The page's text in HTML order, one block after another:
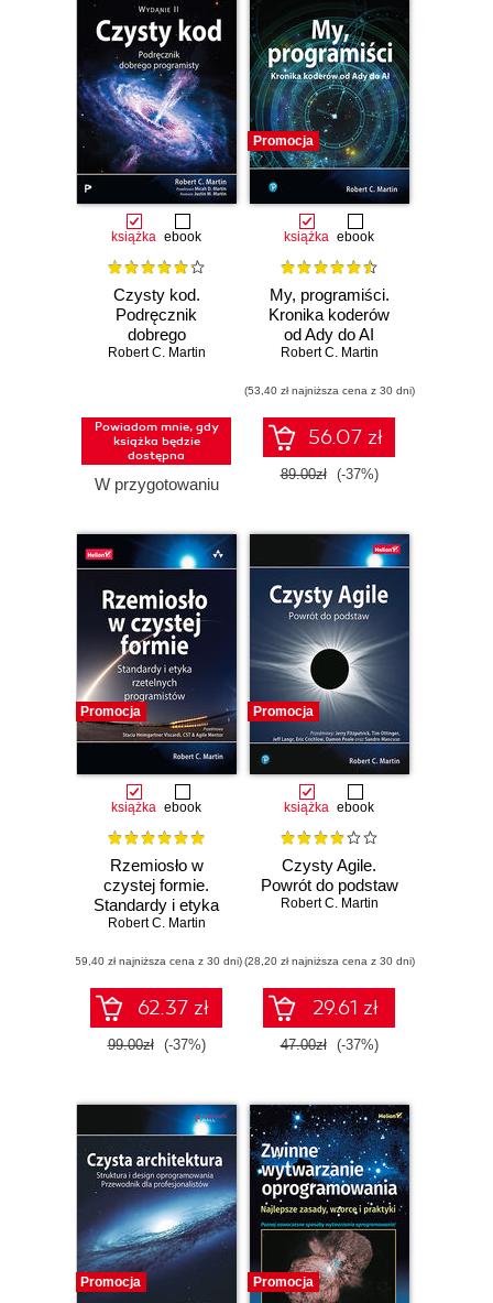
książka ebook
Czysty kod.
Podręcznik
dobrego
programisty.
Robert C. Martin
Powiadom mnie, gdy
książka będzie
dostępna
W przygotowaniu
Promocja
książka ebook
My, programiści.
Kronika koderów
od Ady do AI
Robert C. Martin
(53,40 zł najniższa cena z 30 dni)
56.07 zł
89.00zł (-37%)
Promocja
książka ebook
Rzemiosło w
czystej formie.
Standardy i etyka
rzetelnych
Robert C. Martin
(59,40 zł najniższa cena z 30 dni)
62.37 zł
99.00zł (-37%)
Promocja
książka ebook
Czysty Agile.
Powrót do podstaw
Robert C. Martin
(28,20 zł najniższa cena z 30 dni)
29.61 zł
47.00zł (-37%)
Promocja Promocja